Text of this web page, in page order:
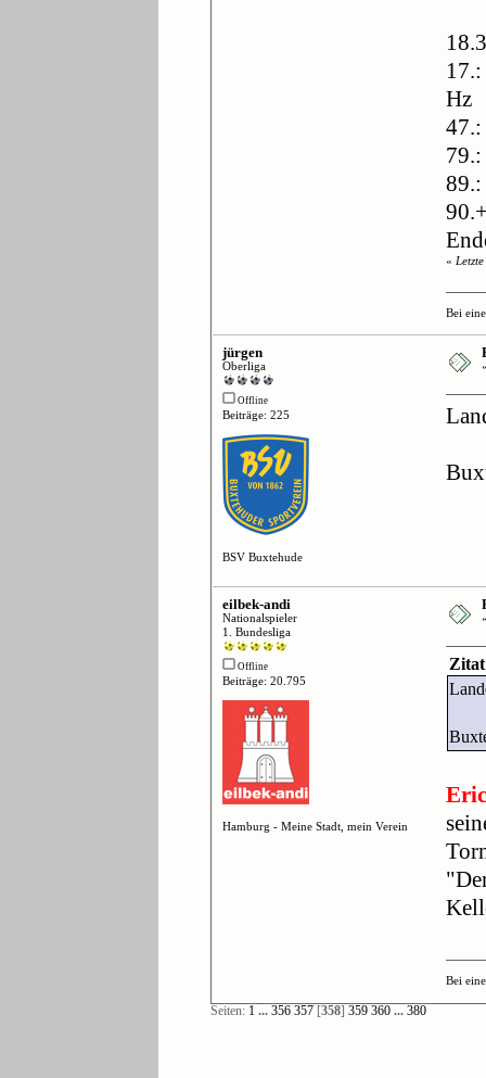
Hz
89.:
«
Bei
jürgen
Oberliga
Offline
Beiträge: 225
BSV Buxtehude
eilbek-andi
Nationalspieler
1. Bundesliga
Offline
Beiträge: 20.795
Hamburg - Meine Stadt, mein Verein
Zitat
Bei
Seiten: 1 ... 356 357[358] 359 360 ... 380